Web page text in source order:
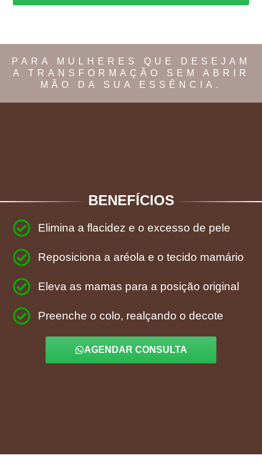
PARA MULHERES QUE DESEJAM
A TRANSFORMAÇÃO
SEM ABRIR
MÃO DA SUA ESSÊNCIA.
BENEFÍCIOS
Elimina a flacidez e o excesso de pele
Reposiciona a aréola e o tecido mamário
Eleva as mamas para a posição original
Preenche o colo, realçando o decote
AGENDAR CONSULTA